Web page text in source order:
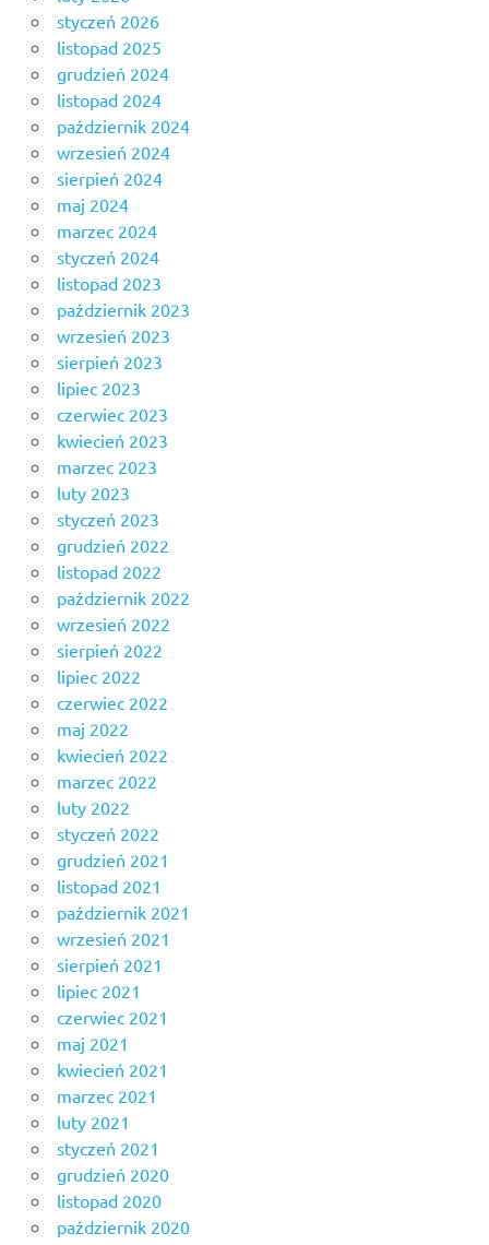
styczeń 2026
listopad 2025
grudzień 2024
listopad 2024
październik 2024
wrzesień 2024
sierpień 2024
maj 2024
marzec 2024
styczeń 2024
listopad 2023
październik 2023
wrzesień 2023
sierpień 2023
lipiec 2023
czerwiec 2023
kwiecień 2023
marzec 2023
luty 2023
styczeń 2023
grudzień 2022
listopad 2022
październik 2022
wrzesień 2022
sierpień 2022
lipiec 2022
czerwiec 2022
maj 2022
kwiecień 2022
marzec 2022
luty 2022
styczeń 2022
grudzień 2021
listopad 2021
październik 2021
wrzesień 2021
sierpień 2021
lipiec 2021
czerwiec 2021
maj 2021
kwiecień 2021
marzec 2021
luty 2021
styczeń 2021
grudzień 2020
listopad 2020
październik 2020